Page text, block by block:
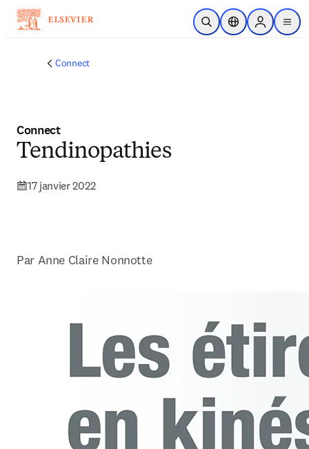
Passer au contenu principal
Ouvrir la recherche
Sélecteur de
Sign in to
menu
Connect
Connect
Tendinopathies
17 janvier 2022
Par Anne Claire Nonnotte